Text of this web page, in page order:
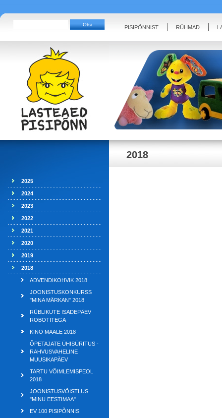
PISIPÕNNIST RÜHMAD
2025
2024
2023
2022
2021
2020
2019
2018
ADVENDIKOHVIK 2018
JOONISTUSKONKURSS
"MINA MÄRKAN" 2018
RÜBLIKUTE ISADEPÄEV
ROBOTITEGA
KINO MAALE 2018
ÕPETAJATE ÜHISÜRITUS -
RAHVUSVAHELINE
MUUSIKAPÄEV
TARTU VÕIMLEMISPEOL
2018
JOONISTUSVÕISTLUS
"MINU EESTIMAA"
EV 100 PISIPÕNNIS
2018